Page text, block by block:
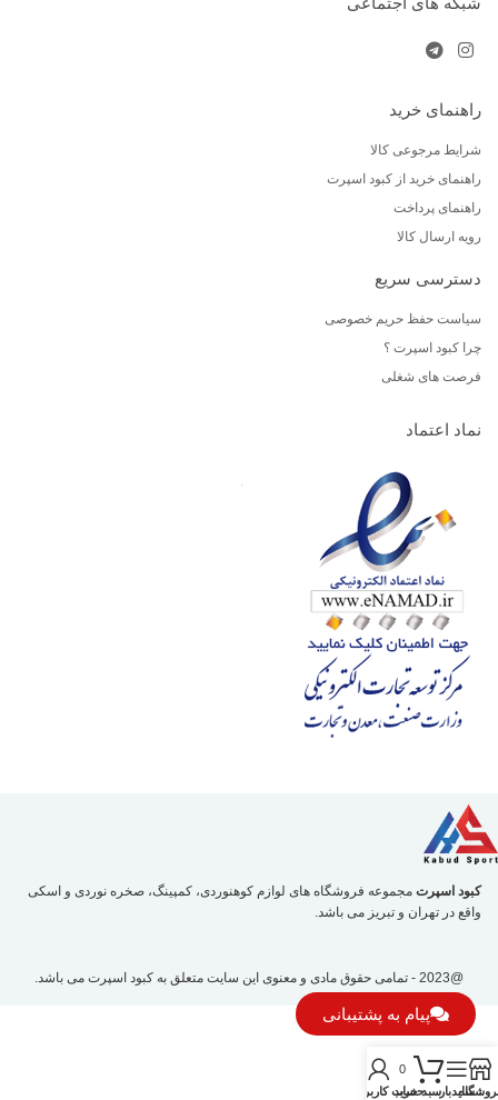
راهنمای خرید
شرایط مرجوعی کالا
راهنمای خرید از کبود اسپرت
راهنمای پرداخت
رویه ارسال کالا
دسترسی سریع
سیاست حفظ حریم خصوصی
چرا کبود اسپرت ؟
فرصت های شغلی
نماد اعتماد
کبود اسپرت مجموعه فروشگاه های لوازم کوهنوردی، کمپینگ، صخره نوردی و اسکی
واقع در تهران و تبریز می باشد.
@2023 - تمامی حقوق مادی و معنوی این سایت متعلق به کبود اسپرت می باشد.
پیام به پشتیبانی
سایدبار
0
سبد خرید
حساب کاربری من